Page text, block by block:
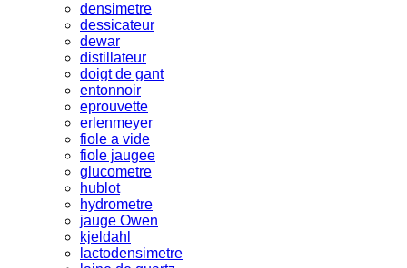
densimetre
dessicateur
dewar
distillateur
doigt de gant
entonnoir
eprouvette
erlenmeyer
fiole a vide
fiole jaugee
glucometre
hublot
hydrometre
jauge Owen
kjeldahl
lactodensimetre